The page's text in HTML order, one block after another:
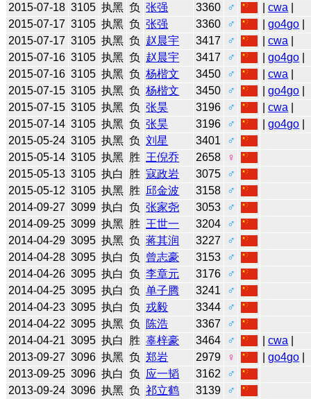
2015-07-18 3105 执黑 负 张强 3360 ♂ |cwa
2015-07-17 3105 执黑 负 张强 3360 ♂ |go4go
2015-07-17 3105 执黑 负 赵晨宇 3417 ♂ |cwa
2015-07-16 3105 执黑 负 赵晨宇 3417 ♂ |go4go
2015-07-16 3105 执黑 负 杨楷文 3450 ♂ |cwa
2015-07-15 3105 执黑 负 杨楷文 3450 ♂ |go4go
2015-07-15 3105 执黑 负 张昊 3196 ♂ |cwa
2015-07-14 3105 执黑 负 张昊 3196 ♂ |go4go
2015-05-24 3105 执黑 负 刘星 3401
♂
2015-05-14 3105 执黑 胜 王倪乔 2658
♀
2015-05-13 3105 执白 胜 寇政岩 3075
♂
2015-05-12 3105 执黑 胜 邱金波 3158
♂
2014-09-27 3099 执白 负 张家尧 3053
♂
2014-09-25 3099 执黑 胜 王世一 3204
♂
2014-04-29 3095 执黑 负 蒋其润 3227
♂
2014-04-28 3095 执白 负 曾志豪 3153
♂
2014-04-26 3095 执白 负 李章元 3176
♂
2014-04-25 3095 执白 负 单子腾 3241
♂
2014-04-23 3095 执白 负 戎毅 3344
♂
2014-04-22 3095 执黑 负 陈浩 3367
♂
2014-04-21 3095 执白 胜 辜梓豪 3464 ♂ |cwa
2013-09-27 3096 执黑 负 郑岩 2979 ♀ |go4go
2013-09-25 3096 执白 负 应一韬 3162
♂
2013-09-24 3096 执黑 负 祁立鹤 3139
♂